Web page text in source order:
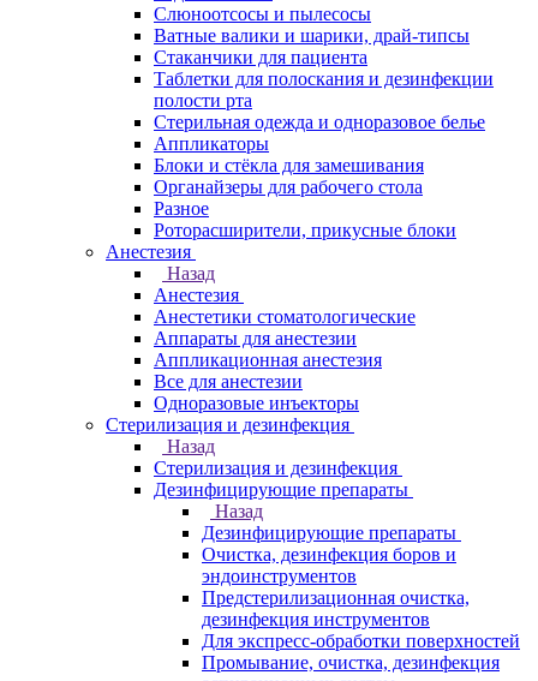
Слюноотсосы и пылесосы
Ватные валики и шарики, драй-типсы
Стаканчики для пациента
Таблетки для полоскания и дезинфекции
полости рта
Стерильная одежда и одноразовое белье
Аппликаторы
Блоки и стёкла для замешивания
Органайзеры для рабочего стола
Разное
Роторасширители, прикусные блоки
Анестезия
Назад
Анестезия
Анестетики стоматологические
Аппараты для анестезии
Аппликационная анестезия
Все для анестезии
Одноразовые инъекторы
Стерилизация и дезинфекция
Назад
Стерилизация и дезинфекция
Дезинфицирующие препараты
Назад
Дезинфицирующие препараты
Очистка, дезинфекция боров и
эндоинструментов
Предстерилизационная очистка,
дезинфекция инструментов
Для экспресс-обработки поверхностей
Промывание, очистка, дезинфекция